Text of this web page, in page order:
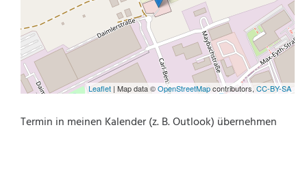
Leaflet | Map data ©OpenStreetMapcontributors, CC-BY-SA
Termin in meinen Kalender (z. B. Outlook) übernehmen